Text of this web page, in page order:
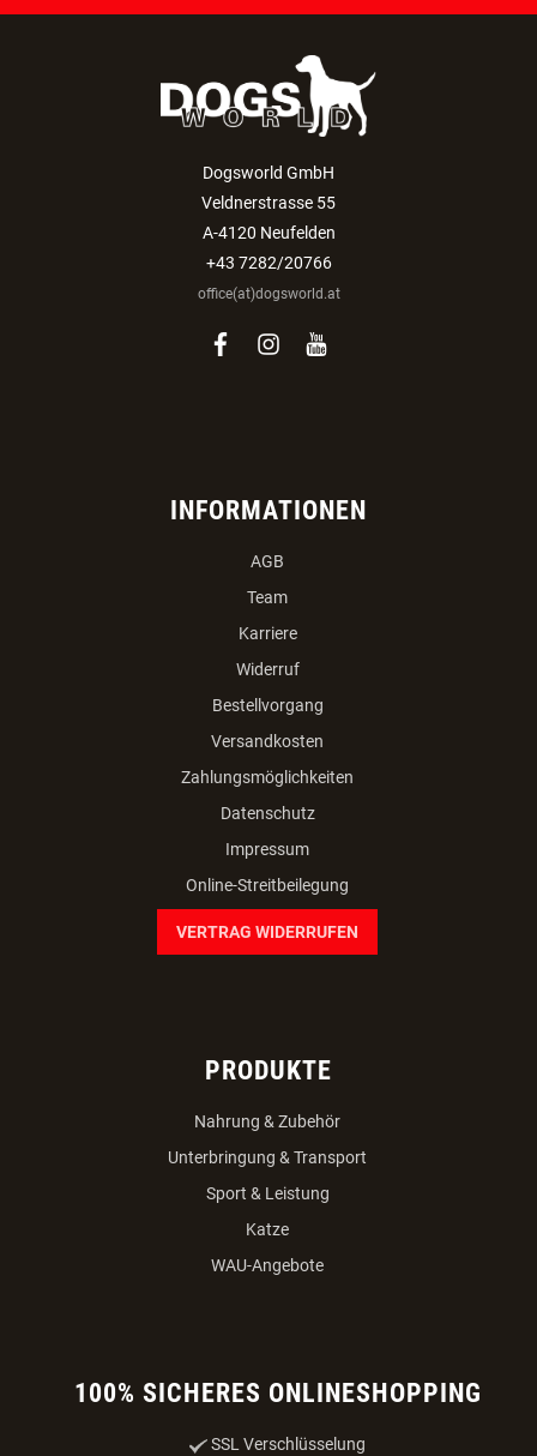
Dogsworld GmbH
Veldnerstrasse 55
A-4120 Neufelden
+43 7282/20766
office(at)dogsworld.at
facebook
instagram
youtube
INFORMATIONEN
AGB
Team
Karriere
Widerruf
Bestellvorgang
Versandkosten
Zahlungsmöglichkeiten
Datenschutz
Impressum
Online-Streitbeilegung
VERTRAG WIDERRUFEN
PRODUKTE
Nahrung & Zubehör
Unterbringung & Transport
Sport & Leistung
Katze
WAU-Angebote
100% SICHERES ONLINESHOPPING
SSL Verschlüsselung